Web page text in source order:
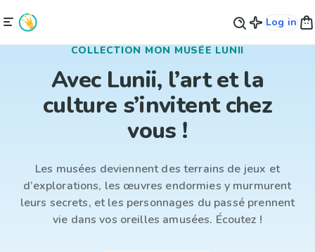
Log in
COLLECTION MON MUSÉE LUNII
Avec Lunii, l’art et la
culture s’invitent chez
vous !
Les musées deviennent des terrains de jeux et
d’explorations, les œuvres endormies y murmurent
leurs secrets, et les personnages du passé prennent
vie dans vos oreilles amusées. Écoutez !